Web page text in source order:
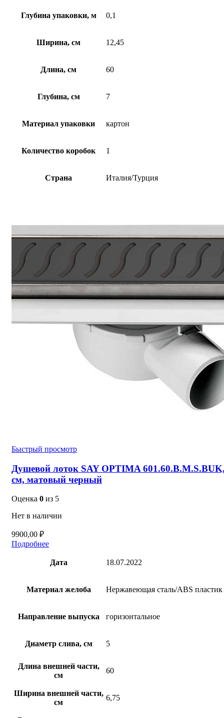
Глубина упаковки, м 0,1
Ширина, см 12,45
Длина, см 60
Глубина, см 7
Материал упаковки картон
Количество коробок 1
Страна Италия/Турция
Быстрый просмотр
Душевой лоток SAY OPTIMA
см, матовый черный
Оценка 0 из 5
Нет в наличии
9900,00 ₽
Подробнее
Дата 18.07.2022
Материал желоба Нержавеющая сталь/ABS пластик
Направление выпуска горизонтальное
Диаметр слива, см 5
Длина внешней части,
см
60
Ширина внешней части,
см
6,75